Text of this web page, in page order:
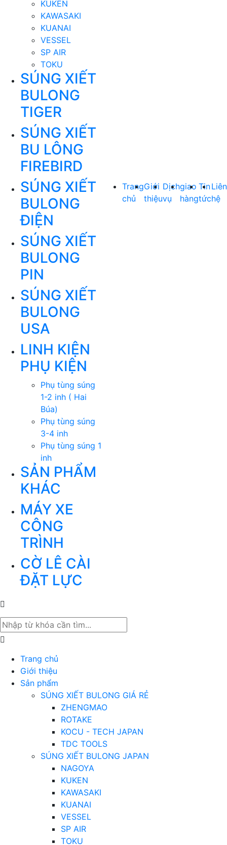
KUKEN
KAWASAKI
KUANAI
VESSEL
SP AIR
TOKU
SÚNG XIẾT
BULONG
TIGER
SÚNG XIẾT
BU LÔNG
FIREBIRD
SÚNG XIẾT
BULONG
ĐIỆN
SÚNG XIẾT
BULONG
PIN
SÚNG XIẾT
BULONG
USA
LINH KIỆN
PHỤ KIỆN
Phụ tùng súng
1-2 inh ( Hai
Búa)
Phụ tùng súng
3-4 inh
Phụ tùng súng 1
inh
SẢN PHẨM
KHÁC
MÁY XE
CÔNG
TRÌNH
CỜ LÊ CÀI
ĐẶT LỰC
Trang
chủ
Giới
thiệu
Dịch
vụ
giao
hàng
Tin
tức
Liên
hệ
Trang chủ
Giới thiệu
Sản phẩm
SÚNG XIẾT BULONG GIÁ RẺ
ZHENGMAO
ROTAKE
KOCU - TECH JAPAN
TDC TOOLS
SÚNG XIẾT BULONG JAPAN
NAGOYA
KUKEN
KAWASAKI
KUANAI
VESSEL
SP AIR
TOKU